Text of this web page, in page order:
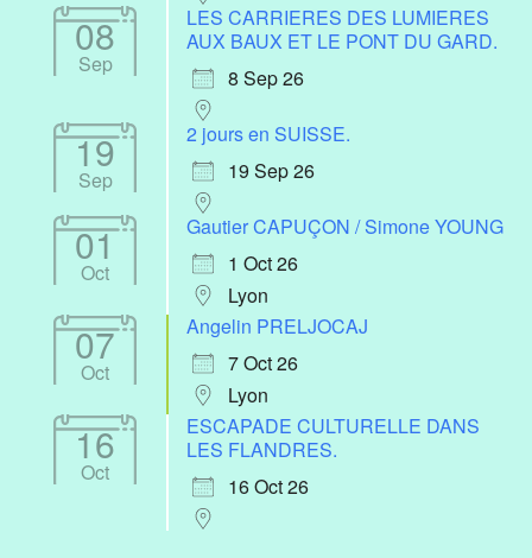
08
Sep
LES CARRIERES DES LUMIERES
AUX BAUX ET LE PONT DU GARD.
8 Sep 26
19
Sep
2 jours en SUISSE.
19 Sep 26
01
Oct
Gautier CAPUÇON / Simone YOUNG
1 Oct 26
Lyon
07
Oct
Angelin PRELJOCAJ
7 Oct 26
Lyon
16
Oct
ESCAPADE CULTURELLE DANS
LES FLANDRES.
16 Oct 26